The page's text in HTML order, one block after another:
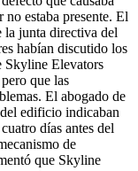
no estaba presente. El
la junta directiva del
habían discutido los
Skyline Elevators
que las
El abogado de
edificio indicaban
días antes del
de
que Skyline